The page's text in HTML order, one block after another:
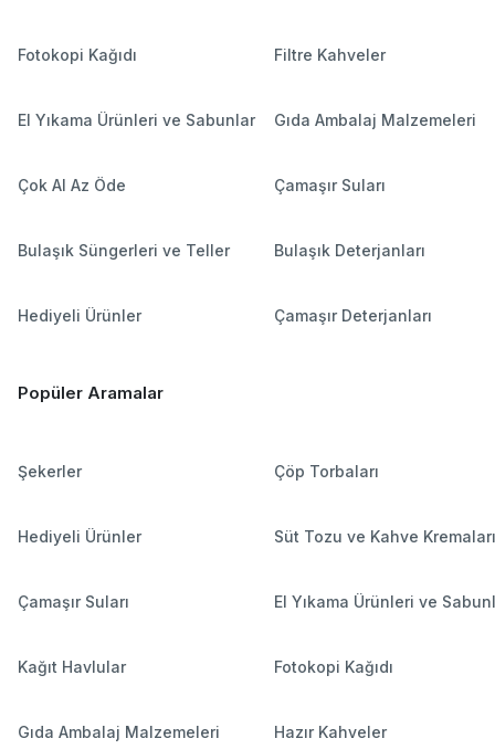
Fotokopi Kağıdı Filtre Kahveler
El Yıkama Ürünleri ve Sabunlar Gıda Ambalaj Malzemeleri
Çok Al Az Öde Çamaşır Suları
Bulaşık Süngerleri ve Teller Bulaşık Deterjanları
Hediyeli Ürünler Çamaşır Deterjanları
Popüler Aramalar
Şekerler Çöp Torbaları
Hediyeli Ürünler Süt Tozu ve Kahve Kremaları
Çamaşır Suları El Yıkama Ürünleri ve
Kağıt Havlular Fotokopi Kağıdı
Gıda Ambalaj Malzemeleri Hazır Kahveler